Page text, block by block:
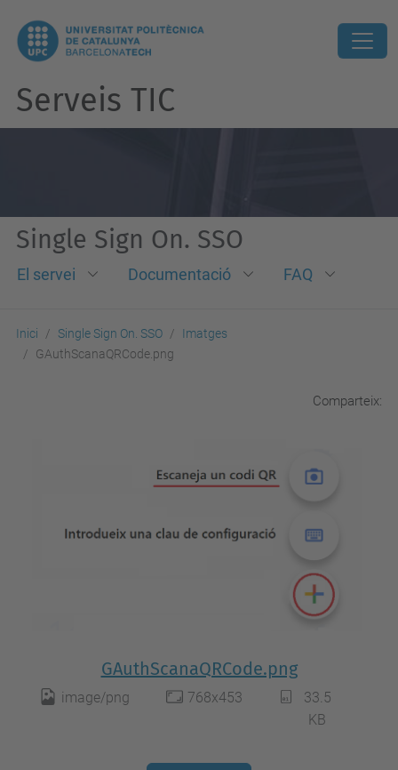
Serveis TIC
Single Sign On. SSO
El servei Documentació FAQ
Inici Single Sign On. SSO
Imatges
GAuthScanaQRCode.png
Comparteix:
GAuthScanaQRCode.png
image/png 768x453
33.5
KB